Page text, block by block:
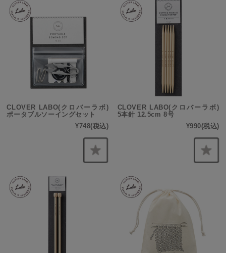
CLOVER LABO(クロバーラボ)
ポータブルソーイングセット
¥748(税込)
CLOVER LABO(クロバーラボ)
5本針 12.5cm 8号
¥990(税込)